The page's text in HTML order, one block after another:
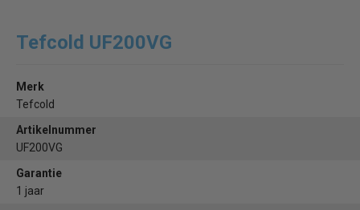
Tefcold UF200VG
Merk
Tefcold
Artikelnummer
UF200VG
Garantie
1 jaar